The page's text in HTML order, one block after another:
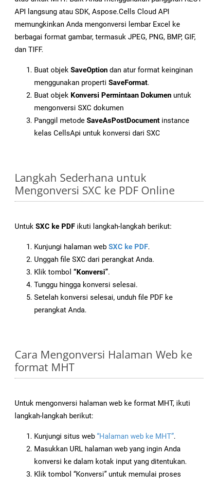
API langsung atau SDK, Aspose.Cells Cloud API
memungkinkan Anda mengonversi lembar Excel ke
berbagai format gambar, termasuk JPEG, PNG, BMP, GIF,
dan TIFF.
Buat objek SaveOption dan atur format keinginan
menggunakan properti SaveFormat.
Buat objek Konversi Permintaan Dokumen untuk
mengonversi SXC dokumen
Panggil metode SaveAsPostDocument instance
kelas CellsApi untuk konversi dari SXC
Langkah Sederhana untuk
Mengonversi SXC ke PDF Online
Untuk SXC ke PDF ikuti langkah-langkah berikut:
Kunjungi halaman web SXC ke PDF.
Unggah file SXC dari perangkat Anda.
Klik tombol “Konversi”.
Tunggu hingga konversi selesai.
Setelah konversi selesai, unduh file PDF ke
perangkat Anda.
Cara Mengonversi Halaman Web ke
format MHT
Untuk mengonversi halaman web ke format MHT, ikuti
langkah-langkah berikut:
Kunjungi situs web “Halaman web ke MHT”.
Masukkan URL halaman web yang ingin Anda
konversi ke dalam kotak input yang ditentukan.
Klik tombol “Konversi” untuk memulai proses